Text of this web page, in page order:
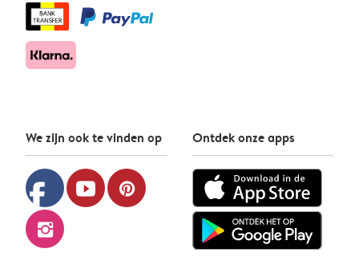
We zijn ook te vinden op
facebook youtube pinterest
instagram
Ontdek onze apps